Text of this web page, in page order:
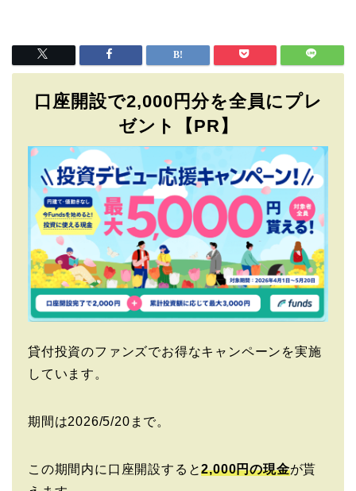
口座開設で2,000円分を全員にプレ
ゼント【PR】
貸付投資のファンズでお得なキャンペーンを実施
しています。
期間は2026/5/20まで。
この期間内に口座開設すると2,000円の現金が貰